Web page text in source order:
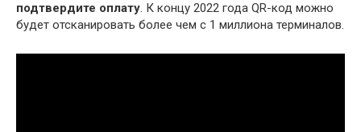
подтвердите оплату. К концу 2022 года QR-код можно
будет отсканировать более чем с 1 миллиона терминалов.